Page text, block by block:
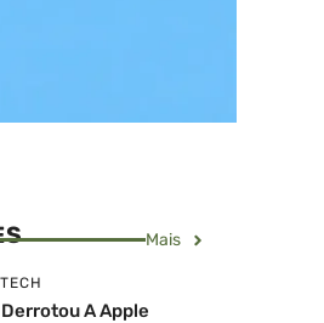
Mais
Derrotou A Apple